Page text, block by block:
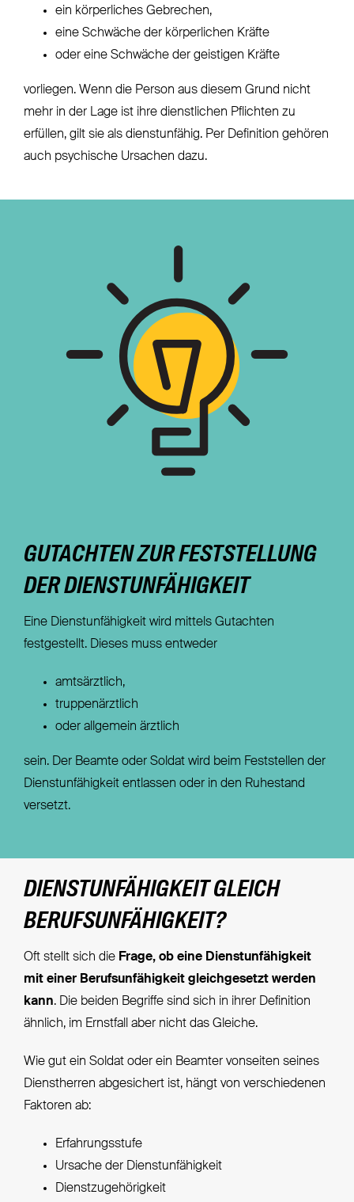
ein körperliches Gebrechen,
eine Schwäche der körperlichen Kräfte
oder eine Schwäche der geistigen Kräfte
vorliegen. Wenn die Person aus diesem Grund nicht
mehr in der Lage ist ihre dienstlichen Pflichten zu
erfüllen, gilt sie als dienstunfähig. Per Definition gehören
auch psychische Ursachen dazu.
GUTACHTEN ZUR FESTSTELLUNG
DER DIENSTUNFÄHIGKEIT
Eine Dienstunfähigkeit wird mittels Gutachten
festgestellt. Dieses muss entweder
amtsärztlich,
truppenärztlich
oder allgemein ärztlich
sein. Der Beamte oder Soldat wird beim Feststellen der
Dienstunfähigkeit entlassen oder in den Ruhestand
versetzt.
DIENSTUNFÄHIGKEIT GLEICH
BERUFSUNFÄHIGKEIT?
Oft stellt sich die Frage, ob eine Dienstunfähigkeit
mit einer Berufsunfähigkeit gleichgesetzt werden
kann. Die beiden Begriffe sind sich in ihrer Definition
ähnlich, im Ernstfall aber nicht das Gleiche.
Wie gut ein Soldat oder ein Beamter vonseiten seines
Dienstherren abgesichert ist, hängt von verschiedenen
Faktoren ab:
Erfahrungsstufe
Ursache der Dienstunfähigkeit
Dienstzugehörigkeit